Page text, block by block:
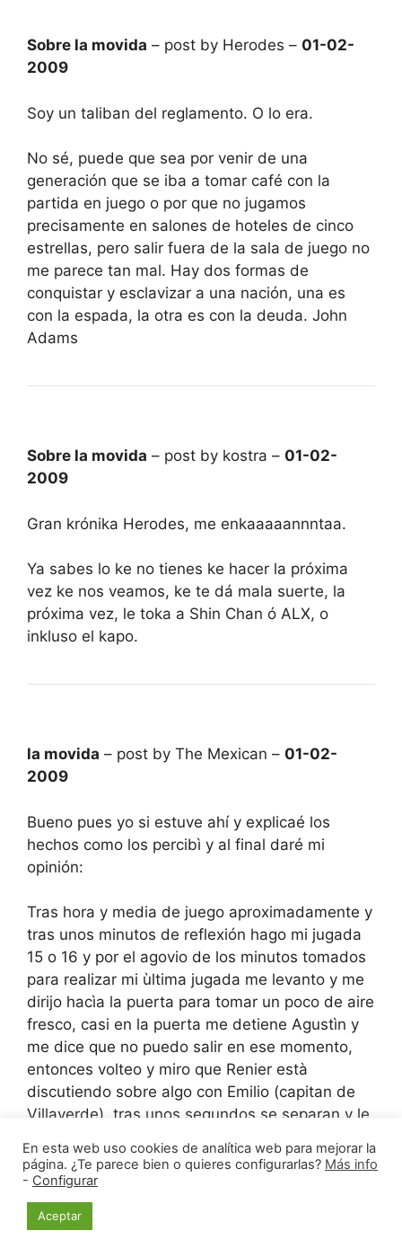
Sobre la movida – post by Herodes – 01-02-
2009
Soy un taliban del reglamento. O lo era.
No sé, puede que sea por venir de una
generación que se iba a tomar café con la
partida en juego o por que no jugamos
precisamente en salones de hoteles de cinco
estrellas, pero salir fuera de la sala de juego no
me parece tan mal. Hay dos formas de
conquistar y esclavizar a una nación, una es
con la espada, la otra es con la deuda. John
Adams
Sobre la movida – post by kostra – 01-02-
2009
Gran krónika Herodes, me enkaaaaannntaa.
Ya sabes lo ke no tienes ke hacer la próxima
vez ke nos veamos, ke te dá mala suerte, la
próxima vez, le toka a Shin Chan ó ALX, o
inkluso el kapo.
la movida – post by The Mexican – 01-02-
2009
Bueno pues yo si estuve ahí y explicaé los
hechos como los percibì y al final daré mi
opinión:
Tras hora y media de juego aproximadamente y
tras unos minutos de reflexión hago mi jugada
15 o 16 y por el agovio de los minutos tomados
para realizar mi ùltima jugada me levanto y me
dirijo hacìa la puerta para tomar un poco de aire
fresco, casi en la puerta me detiene Agustìn y
me dice que no puedo salir en ese momento,
entonces volteo y miro que Renier està
discutiendo sobre algo con Emilio (capitan de
Villaverde), tras unos segundos se separan y le
contesta que Renier esta reclamando que
Ballesteros está saliendo mucho de la sala y
que está realizando jugadas tipo ordenador, yo
me molesto un poco por no poder salir y
En esta web uso cookies de analítica web para mejorar la
página. ¿Te parece bien o quieres configurarlas? Más info
- Configurar
Aceptar